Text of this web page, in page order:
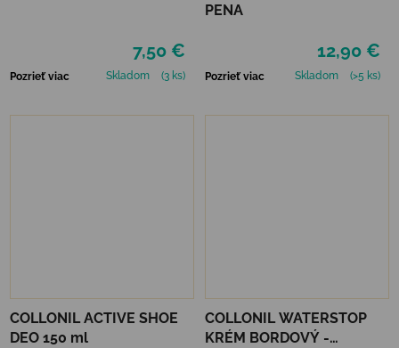
7,50 €
Pozrieť viac Skladom (3 ks)
PENA
12,90 €
Pozrieť viac Skladom (>5 ks)
COLLONIL ACTIVE SHOE
DEO 150 ml
COLLONIL WATERSTOP
KRÉM BORDOVÝ -